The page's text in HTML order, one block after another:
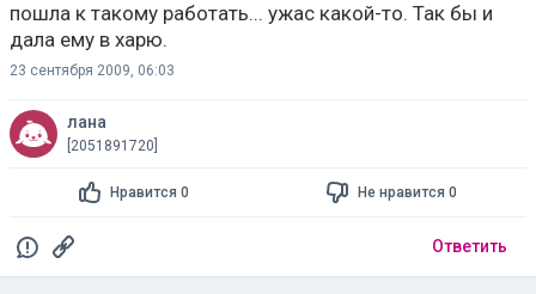
пошла к такому работать... ужас какой-то. Так бы и
дала ему в харю.
23 сентября 2009, 06:03
лана
[2051891720]
Нравится 0 Не нравится 0
Ответить